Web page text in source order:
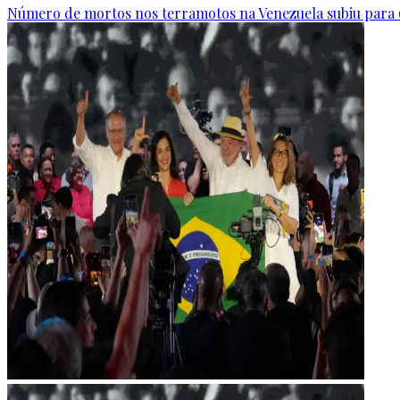
Número de mortos nos terramotos na Venezuela subiu para